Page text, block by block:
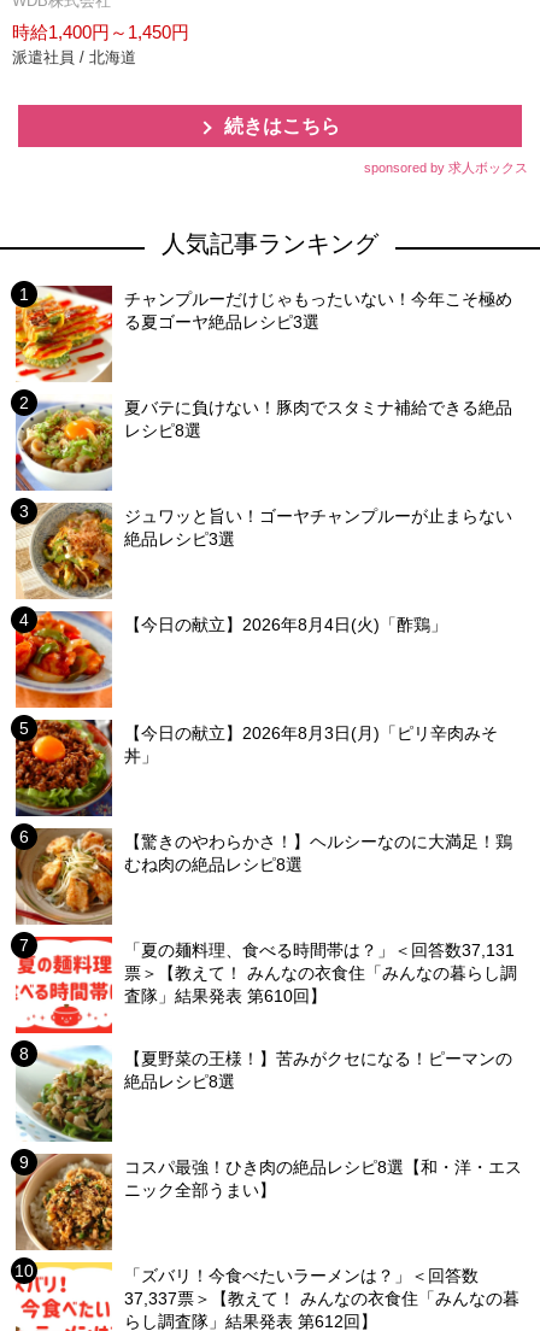
時給1,400円～1,450円
派遣社員 / 北海道
続きはこちら
sponsored by 求人ボックス
人気記事ランキング
チャンプルーだけじゃもったいない！今年こそ極め
る夏ゴーヤ絶品レシピ3選
夏バテに負けない！豚肉でスタミナ補給できる絶品
レシピ8選
ジュワッと旨い！ゴーヤチャンプルーが止まらない
絶品レシピ3選
【今日の献立】2026年8月4日(火)「酢鶏」
【今日の献立】2026年8月3日(月)「ピリ辛肉みそ
丼」
【驚きのやわらかさ！】ヘルシーなのに大満足！鶏
むね肉の絶品レシピ8選
「夏の麺料理、食べる時間帯は？」＜回答数37,131
票＞【教えて！ みんなの衣食住「みんなの暮らし調
査隊」結果発表 第610回】
【夏野菜の王様！】苦みがクセになる！ピーマンの
絶品レシピ8選
コスパ最強！ひき肉の絶品レシピ8選【和・洋・エス
ニック全部うまい】
「ズバリ！今食べたいラーメンは？」＜回答数
37,337票＞【教えて！ みんなの衣食住「みんなの暮
らし調査隊」結果発表 第612回】